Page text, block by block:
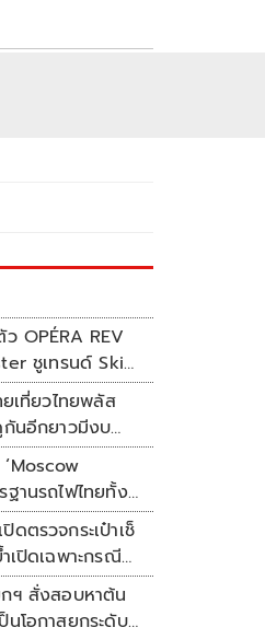
OPÉRA REV
ชูเทรนด์ Skin
ตอบโจทย์
ยเที่ยวไทยพลัส
กันอีกยาวมีงบ
ฐานรถไฟไทยทั้ง
ดตรวจกระเป๋าเช็
เปิดเฉพาะกรณี
ฯ สั่งสอบหาต้น
นโอกาสยกระดับ